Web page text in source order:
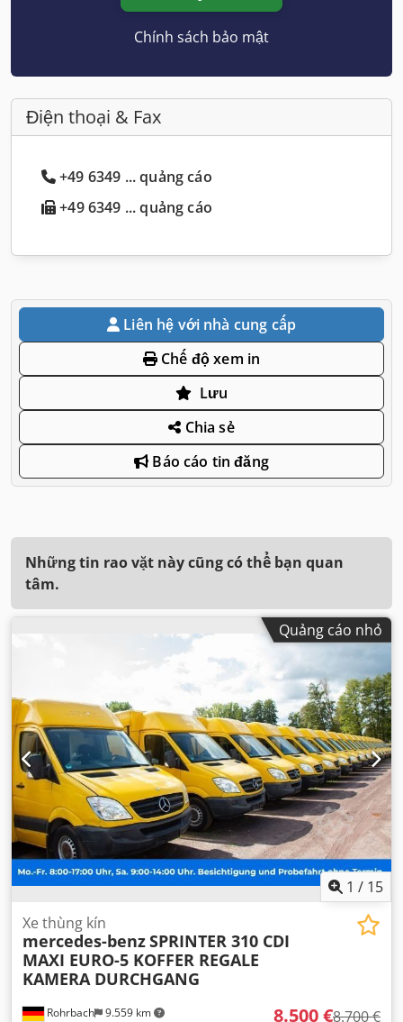
Chính sách bảo mật
Điện thoại & Fax
+49 6349 ... quảng cáo
+49 6349 ... quảng cáo
Liên hệ với nhà cung cấp
Chế độ xem in
Lưu
Chia sẻ
Báo cáo tin đăng
Những tin rao vặt này cũng có thể bạn quan
tâm.
Quảng cáo nhỏ
1 / 15
Rohrbach 9.559 km
Xe thùng kín
mercedes-benzSPRINTER 310 CDI
MAXI EURO-5 KOFFER REGALE
KAMERA DURCHGANG
8.500 €8.700 €